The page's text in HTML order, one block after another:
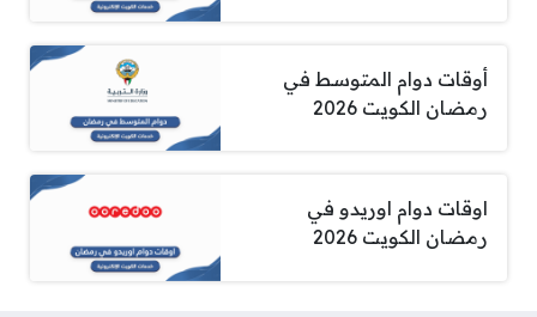
أوقات دوام المتوسط في
رمضان الكويت 2026
اوقات دوام اوريدو في
رمضان الكويت 2026